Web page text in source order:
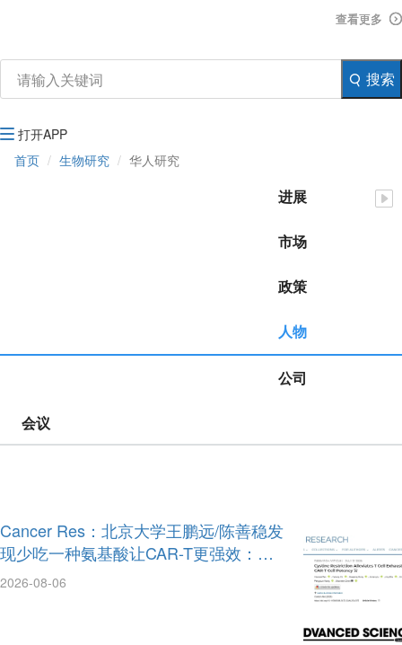
行云公开课
登录
注册 生物谷APP
搜索
打开APP
首页
生物研究 华人研究
进展
市场
政策
人物
公司
会议
Cancer Res：北京大学王鹏远/陈善稳发
现少吃一种氨基酸让CAR-T更强效：胱
氨酸限制通过代谢切换缓解T细胞耗竭
2026-08-06
查看更多
查看更多
查看更多